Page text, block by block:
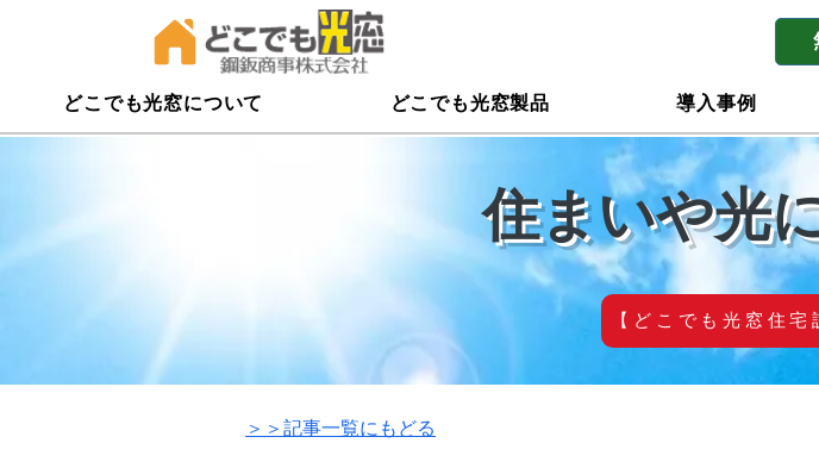
どこでも光窓について どこでも光窓製品 導入事例
住まいや光
【どこでも光窓住宅
​＞＞記事一覧にもどる